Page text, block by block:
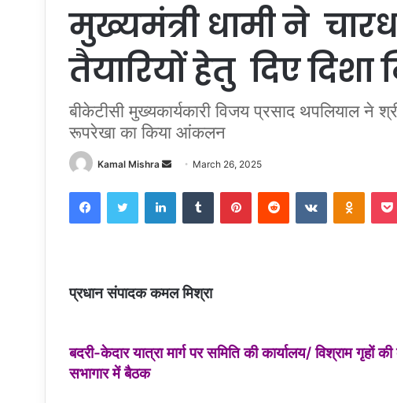
मुख्यमंत्री धामी ने
तैयारियों हेतु दिए दिशा
बीकेटीसी मुख्यकार्यकारी विजय प्रसाद थपलियाल ने
रूपरेखा का किया आंकलन
Kamal Mishra
Send March 26, 2025
FacebookTwitter LinkedInTumblr PinterestReddit VKontakte
प्रधान संपादक कमल मिश्रा
बदरी-केदार यात्रा मार्ग पर समिति की कार्यालय/ विश्राम गृहों
सभागार में बैठक